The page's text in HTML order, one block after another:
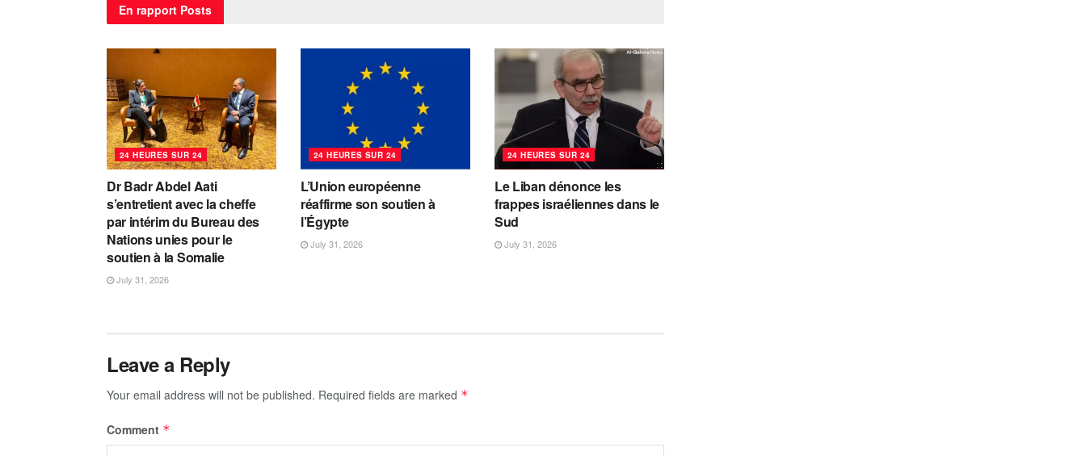
En rapport Posts
24 HEURES SUR 24
Dr Badr Abdel Aati
s’entretient avec la cheffe
par intérim du Bureau des
Nations unies pour le
soutien à la Somalie
July 31, 2026
24 HEURES SUR 24
L’Union européenne
réaffirme son soutien à
l’Égypte
July 31, 2026
24 HEURES SUR 24
Le Liban dénonce les
frappes israéliennes dans le
Sud
July 31, 2026
Leave a Reply
Your email address will not be published. Required fields are marked *
Comment *